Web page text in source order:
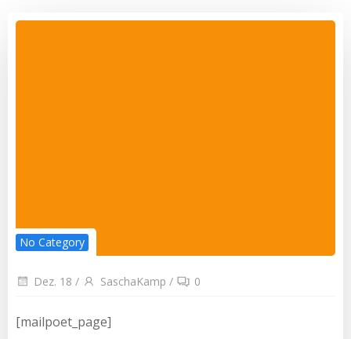
No Category
Dez. 18 / SaschaKamp / 0
[mailpoet_page]